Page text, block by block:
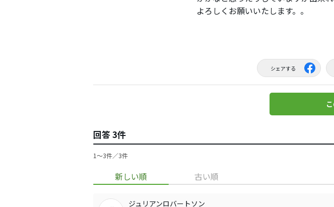
よろしくお願いいたします。。
シェアする
回答 3件
1〜3件／3件
新しい順 古い順
ジュリアンロバートソン